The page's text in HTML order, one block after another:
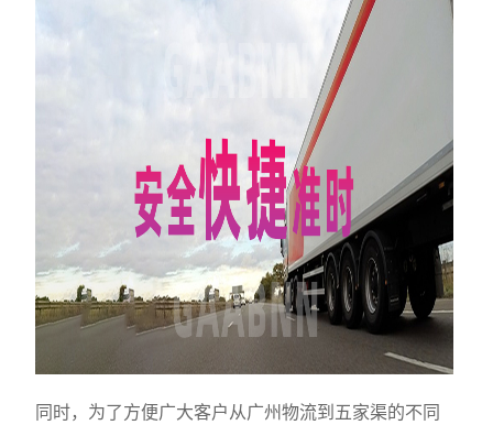
同时，为了方便广大客户从广州物流到五家渠的不同